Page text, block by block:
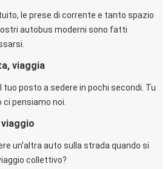
le prese di corrente e tanto spazio
autobus moderni sono fatti
viaggia
tuo posto a sedere in pochi secondi. Tu
pensiamo noi.
un'altra auto sulla strada quando si
collettivo?